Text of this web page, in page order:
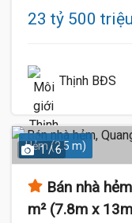
23 tỷ 500 triệu
Thịnh BĐS
Hẻm (2.5 m)
1 / 6
Bán nhà
m² (7.8m x